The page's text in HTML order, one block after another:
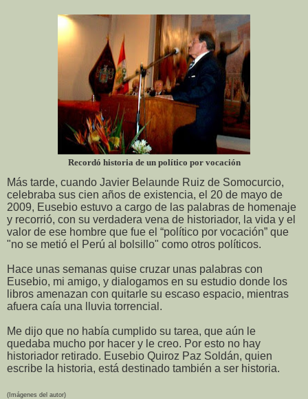
Recordó historia de un político por vocación
Más tarde, cuando Javier Belaunde Ruiz de Somocurcio,
celebraba sus cien años de existencia, el 20 de mayo de
2009, Eusebio estuvo a cargo de las palabras de homenaje
y recorrió, con su verdadera vena de historiador, la vida y el
valor de ese hombre que fue el “político por vocación” que
"no se metió el Perú al bolsillo" como otros políticos.
Hace unas semanas quise cruzar unas palabras con
Eusebio, mi amigo, y dialogamos en su estudio donde los
libros amenazan con quitarle su escaso espacio, mientras
afuera caía una lluvia torrencial.
Me dijo que no había cumplido su tarea, que aún le
quedaba mucho por hacer y le creo. Por esto no hay
historiador retirado. Eusebio Quiroz Paz Soldán, quien
escribe la historia, está destinado también a ser historia.
(Imágenes del autor)